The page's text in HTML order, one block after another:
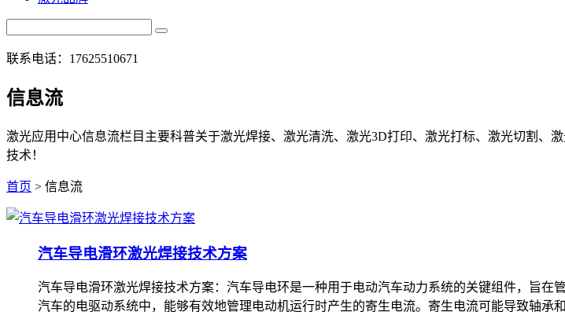
联系电话：17625510671
信息流
激光应用中心信息流栏目主要科普关于激光焊接、激光清洗、激光3D打印、激光打标、激光切割
技术！
首页 > 信息流
汽车导电滑环激光焊接技术方案
汽车导电滑环激光焊接技术方案：汽车导电环是一种用于电动汽车动力系统的关键组件，旨
汽车的电驱动系统中，能够有效地管理电动机运行时产生的寄生电流。寄生电流可能导致轴承